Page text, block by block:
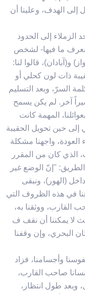
الهدف، وعلينا أن
الزملاء إلى الحدود
نعرف ما فيها- لشخص
و(آبادان)، قالوا لنا:
ذات لون كحلي أو
السرّ، وبعد التسليم
آخر. لم يكن يسمح
المهمة كانت
إلى حين تحويل الحقيبة
العودة، واجهنا مشكلة
الذي كان من المقرر
الطريق: "إنّ الوضع غير
(الهور)، ونبقى
هنا في هذه الظروف التي
القارب، ووثقنا به،
لا يمكننا أن نقف ف
البحري، وإن وقفنا
وأجسامنا، فزاد
صاحب القارب،
وبعد طول انتظار،